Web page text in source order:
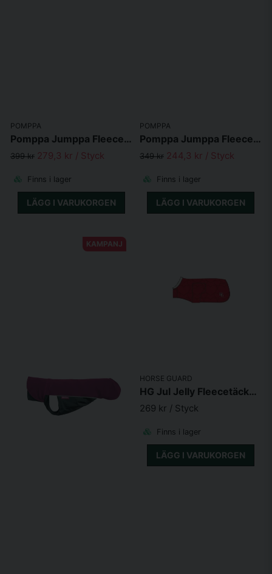
POMPPA
Pomppa Jumppa Fleecetäcke Graphite
399 kr 279,3 kr / Styck
Finns i lager
LÄGG I VARUKORGEN
POMPPA
Pomppa Jumppa Fleecetäcke Petrol
349 kr 244,3 kr / Styck
Finns i lager
LÄGG I VARUKORGEN
KAMPANJ
HORSE GUARD
HG Jul Jelly Fleecetäcke för hund Röd
269 kr / Styck
Finns i lager
LÄGG I VARUKORGEN